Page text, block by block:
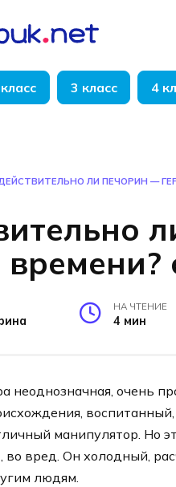
3 класс 4
ЛИ ПЕЧОРИН —
НА ЧТЕНИЕ
4 мин
неоднозначная, очень
манипулятор. Но
во вред. Он холодный,
людям.